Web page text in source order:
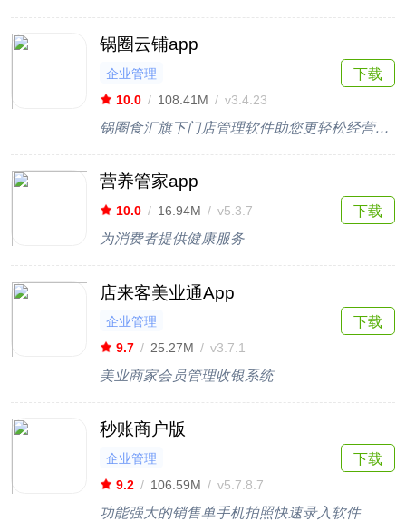
锅圈云铺app
企业管理
10.0 / 108.41M / v3.4.23
锅圈食汇旗下门店管理软件助您更轻松经营店铺
下载
营养管家app
10.0 / 16.94M / v5.3.7
为消费者提供健康服务
下载
店来客美业通App
企业管理
9.7 / 25.27M / v3.7.1
美业商家会员管理收银系统
下载
秒账商户版
企业管理
9.2 / 106.59M / v5.7.8.7
功能强大的销售单手机拍照快速录入软件
下载